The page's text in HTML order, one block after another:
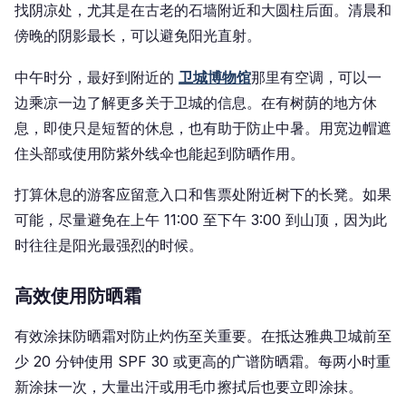
找阴凉处，尤其是在古老的石墙附近和大圆柱后面。清晨和
傍晚的阴影最长，可以避免阳光直射。
中午时分，最好到附近的 卫城博物馆那里有空调，可以一
边乘凉一边了解更多关于卫城的信息。在有树荫的地方休
息，即使只是短暂的休息，也有助于防止中暑。用宽边帽遮
住头部或使用防紫外线伞也能起到防晒作用。
打算休息的游客应留意入口和售票处附近树下的长凳。如果
可能，尽量避免在上午 11:00 至下午 3:00 到山顶，因为此
时往往是阳光最强烈的时候。
高效使用防晒霜
有效涂抹防晒霜对防止灼伤至关重要。在抵达雅典卫城前至
少 20 分钟使用 SPF 30 或更高的广谱防晒霜。每两小时重
新涂抹一次，大量出汗或用毛巾擦拭后也要立即涂抹。